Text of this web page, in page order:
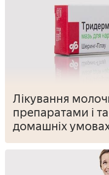
Лікування
препаратами і
домашніх